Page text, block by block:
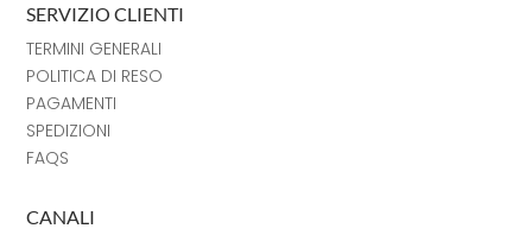
SERVIZIO CLIENTI
TERMINI GENERALI
POLITICA DI RESO
PAGAMENTI
SPEDIZIONI
FAQS
CANALI